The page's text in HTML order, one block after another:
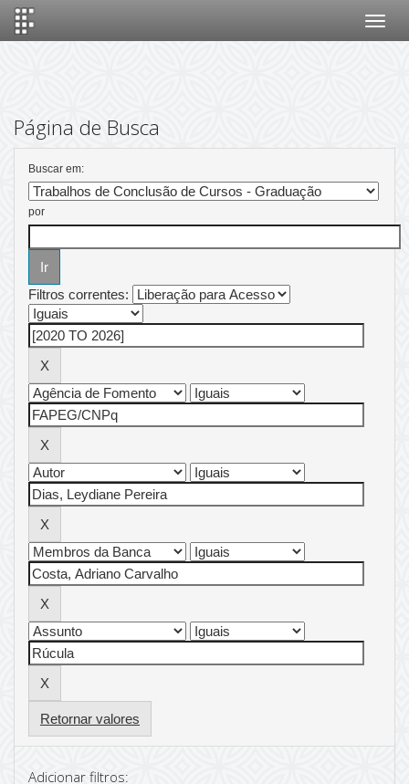
Página de Busca
Buscar em:
por
Filtros correntes:
Retornar valores
Adicionar filtros: